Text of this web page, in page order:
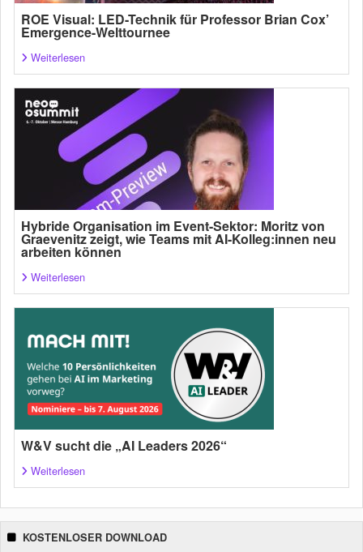
ROE Visual: LED-Technik für Professor Brian Cox’
Emergence-Welttournee
Weiterlesen
Hybride Organisation im Event-Sektor: Moritz von
Graevenitz zeigt, wie Teams mit AI-Kolleg:innen neu
arbeiten können
Weiterlesen
W&V sucht die „AI Leaders 2026“
Weiterlesen
KOSTENLOSER DOWNLOAD